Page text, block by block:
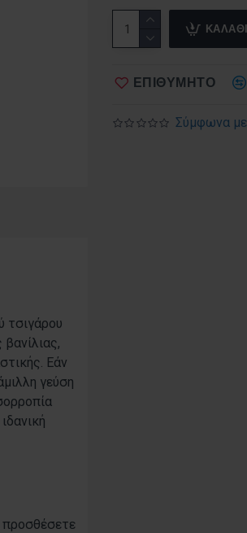
τσιγάρου
Εάν
γεύση
προσθέσετε
Σύμφωνα με
ΚΑΛΆΘΙ
ΕΠΙΘΥΜΗΤΌ